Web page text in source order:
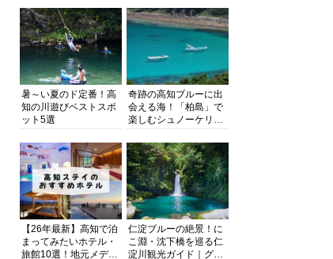
底解剖
紹介
暑～い夏のド定番！高
知の川遊びベストスポ
ット5選
奇跡の高知ブルーに出
会える海！「柏島」で
楽しむシュノーケリン
浴にキャンプまで透明
度抜群の海の楽園を徹
底紹介
【26年最新】高知で泊
まってみたいホテル・
旅館10選！地元メディ
仁淀ブルーの絶景！に
こ淵・沈下橋を巡る仁
淀川観光ガイド｜グル